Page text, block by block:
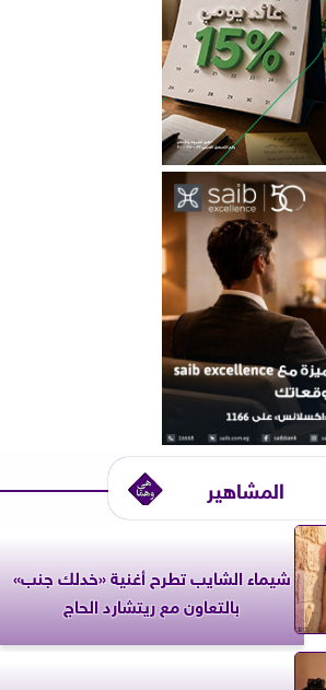
المشاهير
شيماء الشايب تطرح أغنية «خدلك جنب»
بالتعاون مع ريتشارد الحاج